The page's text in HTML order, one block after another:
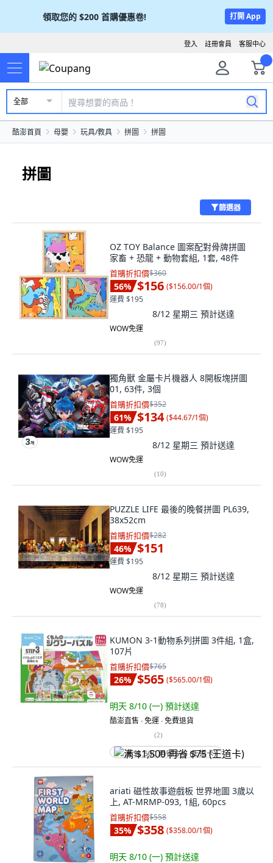
領取您的 $200 首購優惠卷! 打開 App
客服中心
註冊會員
登入
全部
酷澎首頁 母嬰 玩具/教具 拼圖 拼圖
拼圖
篩選器
OZ TOY Balance 圖案配對骨牌拼圖
家畜 + 恐龍 + 動物套組, 1套, 48件
首購折扣價$360
56% $156 ($156.00/1個)
運費 $195
8/12 星期三 預計送達
WOW免運
(97)
獨角獸 金屬卡片機器人 8開板塊拼圖
01, 63件, 3個
首購折扣價$352
61% $134 ($44.67/1個)
運費 $195
8/12 星期三 預計送達
WOW免運
(10)
PUZZLE LIFE 最後的晚餐拼圖 PL639,
38x52cm
首購折扣價$282
46% $151
運費 $195
8/12 星期三 預計送達
WOW免運
(78)
KUMON 3-1動物系列拼圖 3件組, 1盒,
107片
首購折扣價$765
26% $565 ($565.00/1個)
明天 8/10 (一) 預計送達
酷澎直售 ∙ 免運 ∙ 免費退貨
(2)
满 $1,500 再省 $75 (王道卡)
ariati 磁性故事遊戲板 世界地圖 3歲以
上, AT-MRMP-093, 1組, 60pcs
首購折扣價$558
35% $358 ($358.00/1個)
明天 8/10 (一) 預計送達